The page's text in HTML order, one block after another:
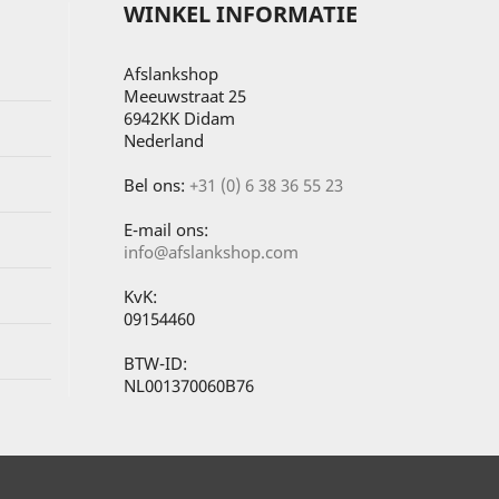
WINKEL INFORMATIE
Afslankshop
Meeuwstraat 25
6942KK Didam
Nederland
Bel ons: +31 (0) 6 38 36 55 23
E-mail ons:
info@afslankshop.com
KvK:
09154460
BTW-ID:
NL001370060B76